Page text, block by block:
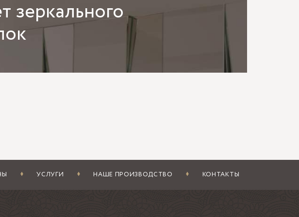
эффект: на более плотном стекле грань выглядит
«собранный» рисунок. Для больших площадей нередко выгоднее
толщины, чем ставить крупные тяжёлые элементы.
кромка, полировка, фацет, закалка
по проекту. Она повышает стойкость стекла к нагрузкам и
формат деталей. Если рядом встроенная подсветка, нагрев и
при заказе.
зеркального
УСЛУГИ НАШЕ ПРОИЗВОДСТВО КОНТАКТЫ